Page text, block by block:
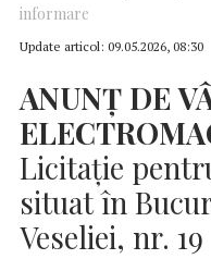
informare
Update articol: 09.05.2026, 08:30
ANUNȚ DE
Licitație
situat în
Veseliei, nr. 19